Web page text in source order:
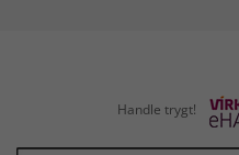
Handle trygt!